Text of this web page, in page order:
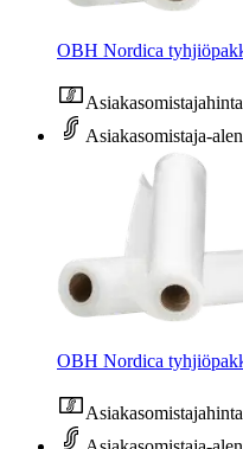
OBH Nordica
Asiakasomistajahinta
Asiakasomistaja-
OBH Nordica
Asiakasomistajahinta